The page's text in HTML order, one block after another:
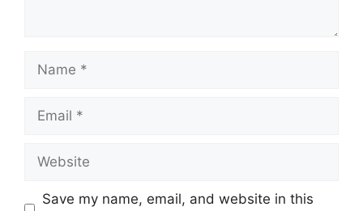
Save my name, email, and website in this